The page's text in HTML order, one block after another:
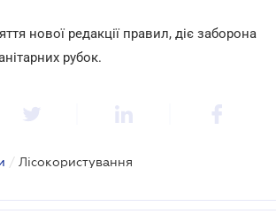
нової редакції правил, діє заборона
рубок.
/ Лісокористування